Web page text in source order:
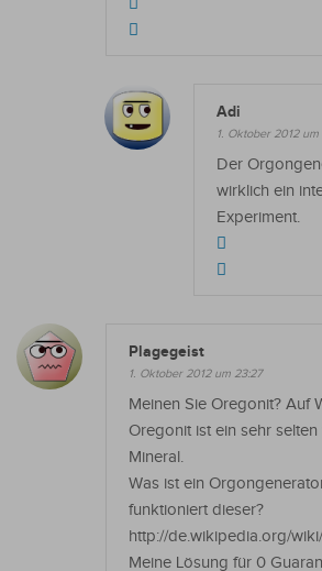
Adi
1. Oktober 2012 um
Der
wirklich ein
Experiment.
Plagegeist
1. Oktober 2012 um 23:27
Meinen Sie Oregonit? Auf
Oregonit ist ein sehr
Mineral.
Was ist ein
funktioniert dieser?
http://de.wikipedia.org/
Meine Lösung für 0